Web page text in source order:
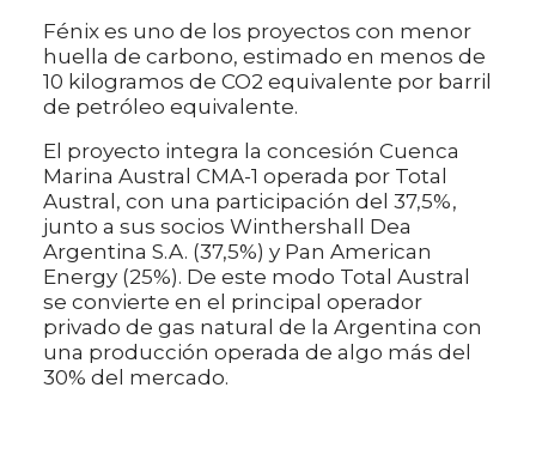
Fénix es uno de los proyectos con menor
huella de carbono, estimado en menos de
10 kilogramos de CO2 equivalente por barril
de petróleo equivalente.
El proyecto integra la concesión Cuenca
Marina Austral CMA-1 operada por Total
Austral, con una participación del 37,5%,
junto a sus socios Winthershall Dea
Argentina S.A. (37,5%) y Pan American
Energy (25%). De este modo Total Austral
se convierte en el principal operador
privado de gas natural de la Argentina con
una producción operada de algo más del
30% del mercado.